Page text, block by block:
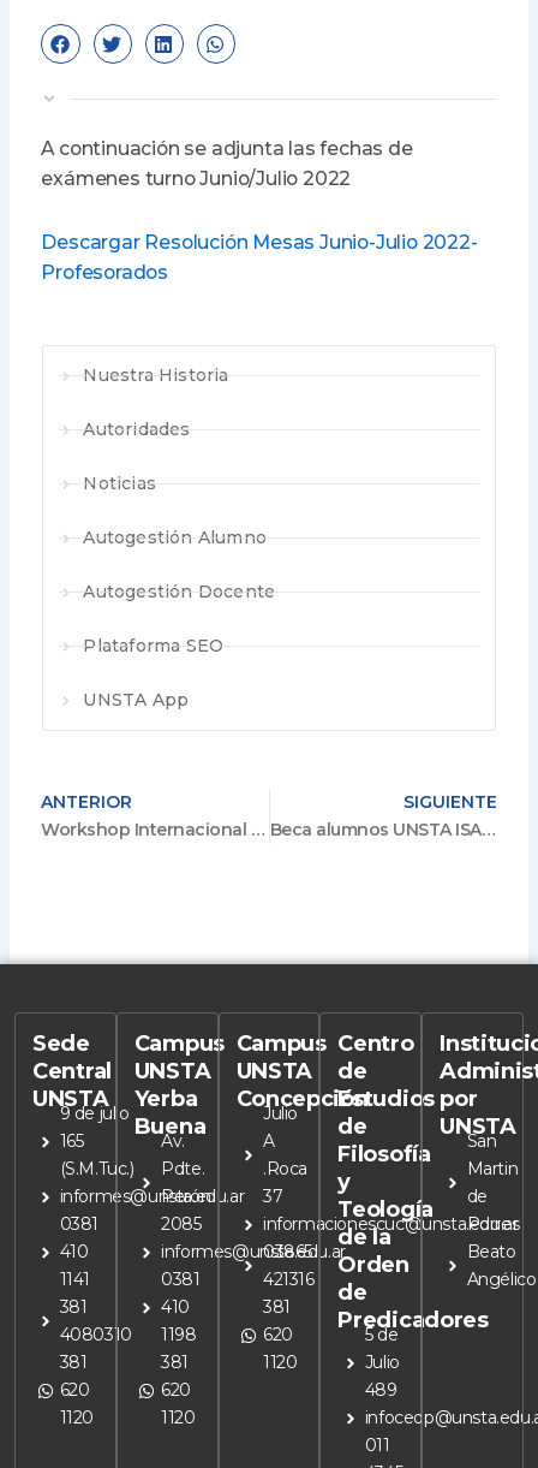
A continuación se adjunta las fechas de
exámenes turno Junio/Julio 2022
Descargar Resolución Mesas Junio-Julio 2022-
Profesorados
Nuestra Historia
Autoridades
Noticias
Autogestión Alumno
Autogestión Docente
Plataforma SEO
UNSTA App
ANTERIOR
Workshop Internacional “Desarrollo Local en el Río de la Plata en el largo plazo. Metodologías para nuevas estimaciones”
SIGUIENTE
Beca alumnos UNSTA ISAP – DAAD 2022
Sede
Central
UNSTA
9 de julio
165
(S.M.Tuc.)
informes@unsta.edu.ar
0381
410
1141
381
4080310
381
620
1120
Campus
UNSTA
Yerba
Buena
Av.
Pdte.
Perón
2085
informes@unsta.edu.ar
0381
410
1198
381
620
1120
Campus
UNSTA
Concepción
Julio
A
.Roca
37
informacionescuc@unsta.edu.ar
03865
421316
381
620
1120
Centro
de
Estudios
de
Filosofía
y
Teología
de la
Orden
de
Predicadores
5 de
Julio
489
011
por
UNSTA
San
Martin
de
Porres
Beato
Angélico